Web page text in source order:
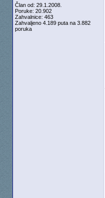
Član od: 29.1.2008.
Poruke: 20.902
Zahvalnice: 463
Zahvaljeno 4.189 puta na 3.882
poruka